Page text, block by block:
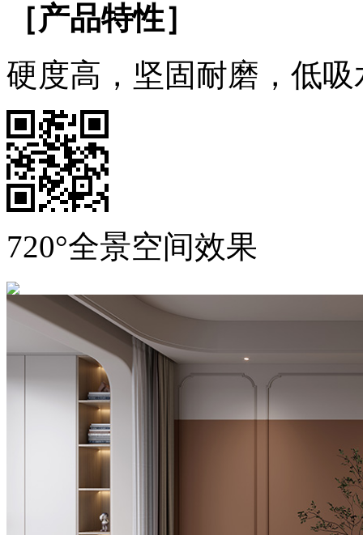
［产品特性］
硬度高，坚固耐磨，低
720°全景空间效果